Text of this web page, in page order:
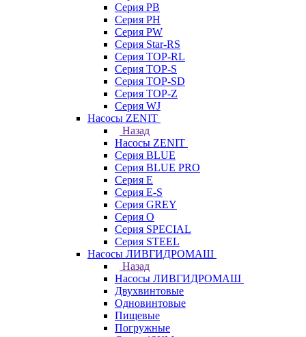
Серия PB
Серия PH
Серия PW
Серия Star-RS
Серия TOP-RL
Серия TOP-S
Серия TOP-SD
Серия TOP-Z
Серия WJ
Насосы ZENIT
Назад
Насосы ZENIT
Серия BLUE
Серия BLUE PRO
Серия E
Серия E-S
Серия GREY
Серия O
Серия SPECIAL
Серия STEEL
Насосы ЛИВГИДРОМАШ
Назад
Насосы ЛИВГИДРОМАШ
Двухвинтовые
Одновинтовые
Пищевые
Погружные